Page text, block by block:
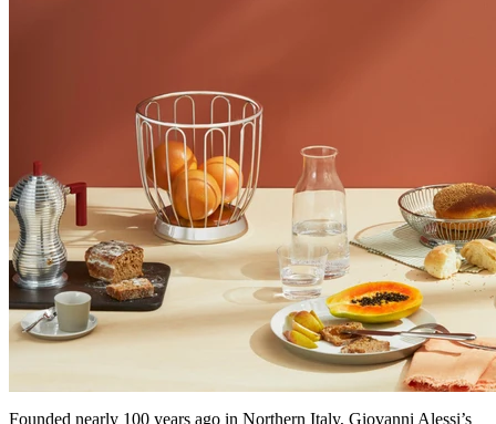
Founded nearly 100 years ago in Northern Italy, Giovanni Alessi’s